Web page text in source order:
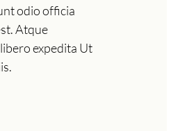
odio officia
Atque
expedita Ut